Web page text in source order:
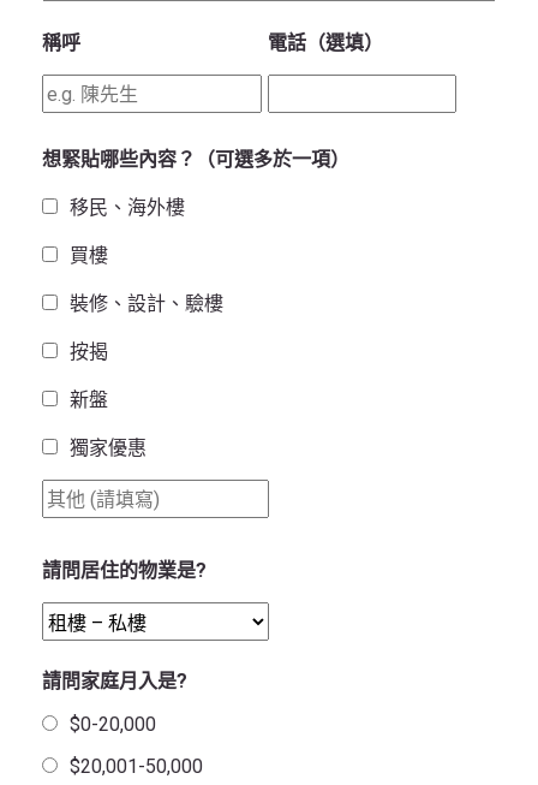
稱呼 電話（選填）
想緊貼哪些內容？（可選多於一項）
移民、海外樓
買樓
裝修、設計、驗樓
按揭
新盤
獨家優惠
請問居住的物業是?
請問家庭月入是?
$0-20,000
$20,001-50,000